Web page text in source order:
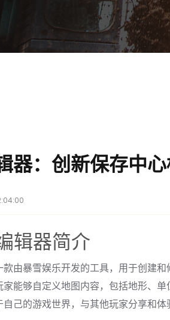
器：创新保存中
辑器简介
由暴雪娱乐开发的工具，用于创建
家能够自定义地图内容，包括地形、
己的游戏世界，与其他玩家分享和体